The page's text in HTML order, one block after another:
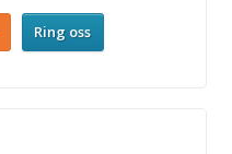
Ring oss